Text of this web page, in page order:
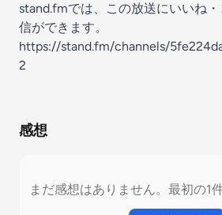
stand.fmでは、この放送にいいね
信ができます。
https://stand.fm/channels/
2
感想
まだ感想はありません。最初の1